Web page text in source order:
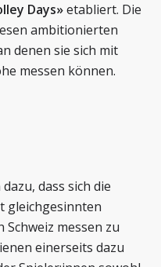
Days»etabliert. Die
ambitionierten
denen sie sich mit
messen können.
dass sich die
gleichgesinnten
messen zu
einerseits dazu